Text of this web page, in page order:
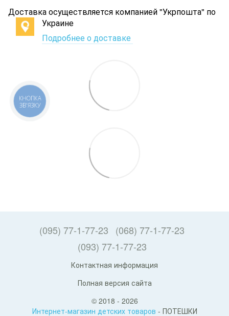
Доставка осуществляется компанией "Укрпошта" по
Украине
Подробнее о доставке
(095) 77-1-77-23
(068) 77-1-77-23
(093) 77-1-77-23
Контактная информация
Полная версия сайта
© 2018 - 2026
Интернет-магазин детских товаров - ПОТЕШКИ
КНОПКА
ЗВ'ЯЗКУ